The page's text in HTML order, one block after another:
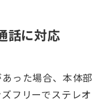
話に対応
った場合、本体部
フリーでステレオ